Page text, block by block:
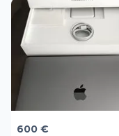
600 €